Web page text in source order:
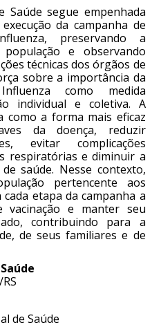
Saúde segue empenhada
da campanha de
preservando a
e observando
técnicas dos órgãos de
sobre a importância da
como medida
individual e coletiva. A
como a forma mais eficaz
da doença, reduzir
evitar complicações
respiratórias e diminuir a
saúde. Nesse contexto,
pertencente aos
etapa da campanha a
vacinação e manter seu
contribuindo para a
de seus familiares e de
de Saúde